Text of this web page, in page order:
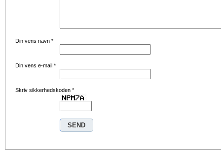
Din vens navn *
Din vens e-mail *
Skriv sikkerhedskoden *